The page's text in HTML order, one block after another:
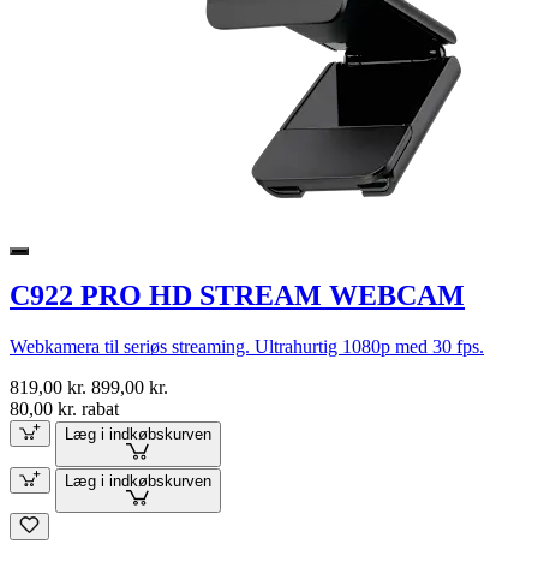
C922 PRO HD STREAM WEBCAM
Webkamera til seriøs streaming. Ultrahurtig 1080p med 30 fps.
819,00 kr. 899,00 kr.
80,00 kr. rabat
Læg i indkøbskurven
Læg i indkøbskurven